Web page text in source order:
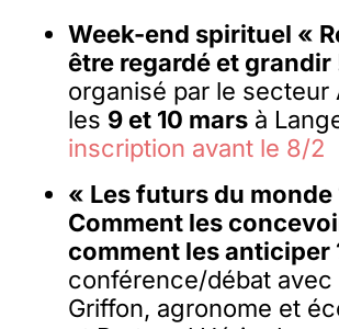
Week-end spirituel «
être regardé et grandir
organisé par le secteur
les 9 et 10 marsà
inscription avant le 8/2
« Les futurs du monde
Comment les
comment les anticiper
conférence/débat avec
Griffon, agronome et